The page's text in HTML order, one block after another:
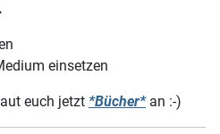
einsetzen
euch jetzt *Bücher*an :-)